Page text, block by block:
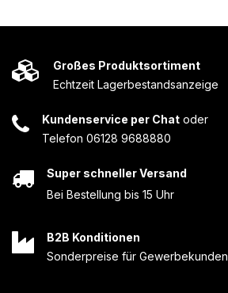
Großes Produktsortiment
Echtzeit Lagerbestandsanzeige
Kundenservice per Chat oder
Telefon 06128 9688880
Super schneller Versand
Bei Bestellung bis 15 Uhr
B2B Konditionen
Sonderpreise für Gewerbekunden